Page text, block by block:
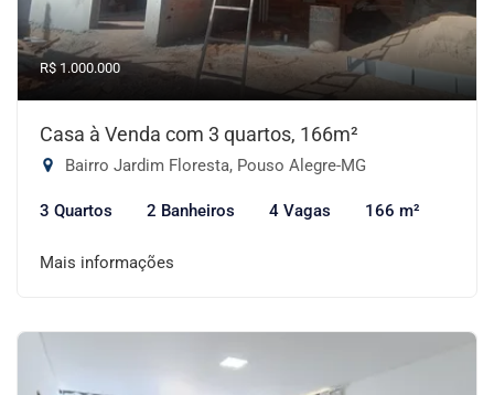
R$ 1.000.000
Casa à Venda com 3 quartos, 166m²
Bairro Jardim Floresta, Pouso Alegre-MG
3 Quartos 2 Banheiros 4 Vagas 166 m²
Mais informações